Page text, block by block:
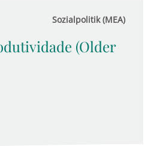
Sozialpolitik (MEA)
(Older